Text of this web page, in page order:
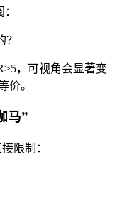
，可视角会显著变
价。
马”
限制：